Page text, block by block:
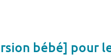
bébé] pour